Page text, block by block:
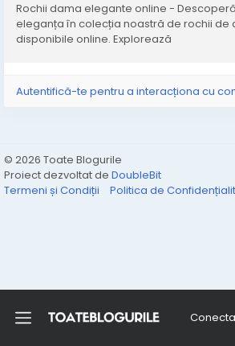
Rochii dama elegante online -
eleganța în colecția noastră de rochii de
disponibile online. Explorează
Autentifică-te pentru a interacționa cu
© 2026 Toate Blogurile
Proiect dezvoltat de DoubleBit
Termeni și Condiții
Politica de